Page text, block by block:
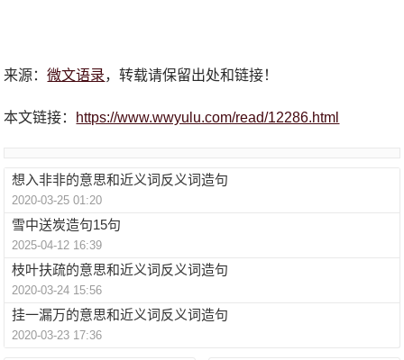
来源：微文语录，转载请保留出处和链接！
本文链接： https://www.wwyulu.com/read/12286.html
想入非非的意思和近义词反义词造句
2020-03-25 01:20
雪中送炭造句15句
2025-04-12 16:39
枝叶扶疏的意思和近义词反义词造句
2020-03-24 15:56
挂一漏万的意思和近义词反义词造句
2020-03-23 17:36